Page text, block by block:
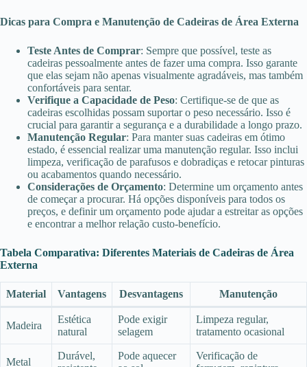
Dicas para Compra e Manutenção de Cadeiras de Área Externa
Teste Antes de Comprar: Sempre que possível, teste as
cadeiras pessoalmente antes de fazer uma compra. Isso garante
que elas sejam não apenas visualmente agradáveis, mas também
confortáveis para sentar.
Verifique a Capacidade de Peso: Certifique-se de que as
cadeiras escolhidas possam suportar o peso necessário. Isso é
crucial para garantir a segurança e a durabilidade a longo prazo.
Manutenção Regular: Para manter suas cadeiras em ótimo
estado, é essencial realizar uma manutenção regular. Isso inclui
limpeza, verificação de parafusos e dobradiças e retocar pinturas
ou acabamentos quando necessário.
Considerações de Orçamento: Determine um orçamento antes
de começar a procurar. Há opções disponíveis para todos os
preços, e definir um orçamento pode ajudar a estreitar as opções
e encontrar a melhor relação custo-benefício.
Tabela Comparativa: Diferentes Materiais de Cadeiras de Área
Externa
Material Vantagens Desvantagens Manutenção
Madeira
Estética
natural
Pode exigir
selagem
Limpeza regular,
tratamento ocasional
Metal
Durável,
Pode aquecer
Verificação de